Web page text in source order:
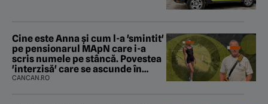
Cine este Anna și cum l-a 'smintit'
pe pensionarul MApN care i-a
scris numele pe stâncă. Povestea
'interzisă' care se ascunde în
spatele graffitiului de pe
CANCAN.RO